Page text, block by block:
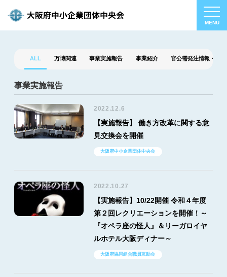
ALL 万博関連 事業実施報告 事業紹介 官公需発注情報・補
事業実施報告
2022.12.6
【実施報告】 働き方改革に関する意
見交換会を開催
大阪府中小企業団体中央会
2022.10.27
【実施報告】10/22開催 令和４年度
第２回レクリエーションを開催！～
『オペラ座の怪人』＆リーガロイヤ
ルホテル大阪ディナー～
大阪府協同組合職員互助会